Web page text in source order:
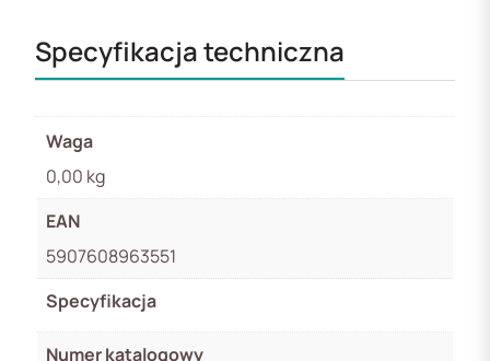
Specyfikacja techniczna
Waga
0,00 kg
EAN
5907608963551
Specyfikacja
Numer katalogowy